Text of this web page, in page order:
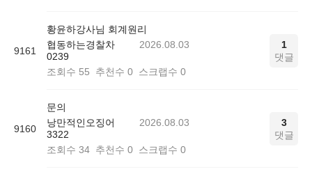
9161
황윤하강사님 회계원리
협동하는경찰차
0239
2026.08.03
조회수 55 추천수 0 스크랩수 0
1
댓글
9160
문의
낭만적인오징어
3322
2026.08.03
조회수 34 추천수 0 스크랩수 0
3
댓글